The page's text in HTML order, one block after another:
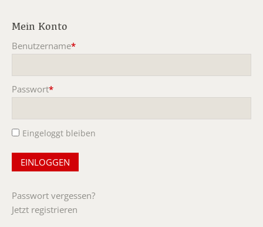
Mein Konto
Benutzername*
Passwort*
Eingeloggt bleiben
Passwort vergessen?
Jetzt registrieren